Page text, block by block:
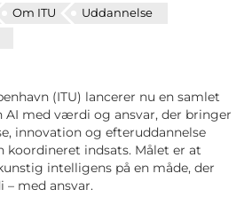
Om ITU
Uddannelse
(ITU) lancerer nu en samlet
AI med værdi og ansvar, der bringer
innovation og efteruddannelse
indsats. Målet er at
intelligens på en måde, der
med ansvar.